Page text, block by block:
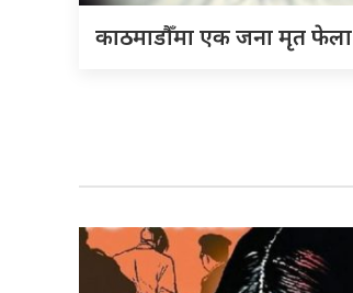
काठमाडौँमा एक जना मृत फेला